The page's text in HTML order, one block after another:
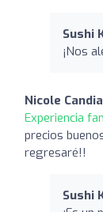
Sushi
¡Nos
Nicole Candia
Experiencia
precios
regresaré!!
Sushi